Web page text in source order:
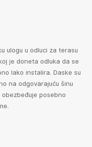
ulogu u odluci za terasu
je doneta odluka da se
lako instalira. Daske su
na odgovarajuću šinu
posebno